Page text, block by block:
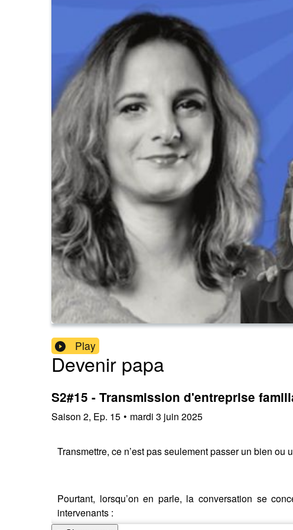
Play
Devenir papa
S2#15 - Transmission d'entreprise
Saison 2, Ep. 15 • mardi 3 juin 2025
Transmettre, ce n’est pas seulement passer un bien
Pourtant, lorsqu’on en parle, la conversation se
intervenants :